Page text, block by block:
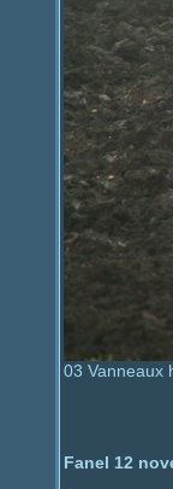
03 Vanneaux
Fanel 12